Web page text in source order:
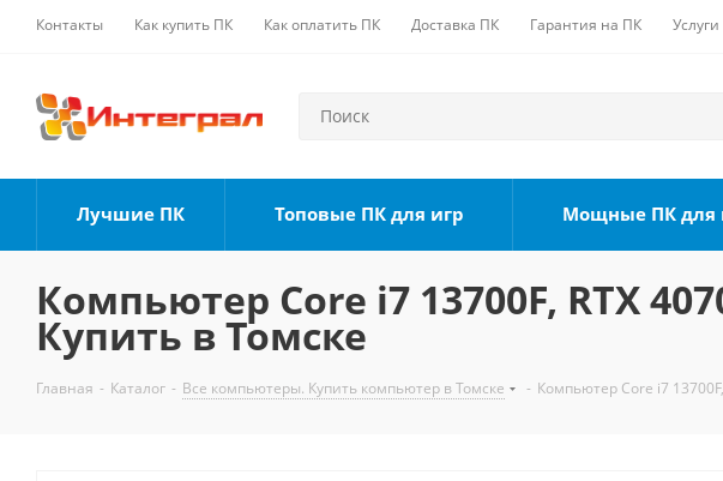
Контакты Как купить ПК Как оплатить ПК Доставка ПК Гарантия на ПК Услуги
Лучшие ПК Топовые ПК для игр Мощные ПК для
Компьютер Core i7 13700F, RTX
Купить в Томске
Главная - Каталог - Все компьютеры. Купить компьютер в Томске - Компьютер Core i7